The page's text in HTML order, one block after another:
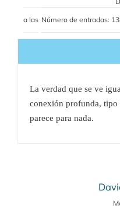
a las Número de entradas:
La verdad que se ve
conexión profunda, tipo
parece para nada.